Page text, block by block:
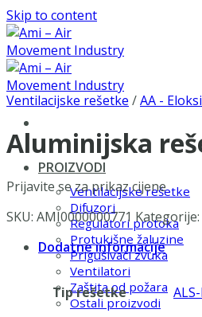
Skip to content
PROIZVODI
Ventilacijske rešetke
Difuzori
Regulatori protoka
Protukišne žaluzine
Prigušivači zvuka
Ventilatori
Zaštita od požara
Ostali proizvodi
Ventilacijske rešetke /AA -
Aluminijska
Prijavite se za prikaz cijene
SKU: AMI0000000771 Kategorije:
Dodatne informacije
Tip rešetke